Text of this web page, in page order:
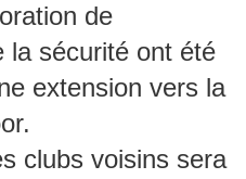
de
la sécurité ont été
extension vers la
clubs voisins sera